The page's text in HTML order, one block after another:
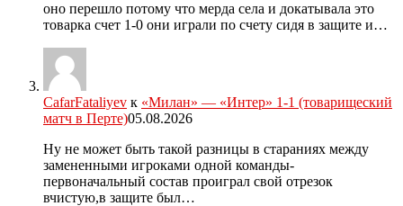
оно перешло потому что мерда села и докатывала это
товарка счет 1-0 они играли по счету сидя в защите и…
CafarFataliyev к «Милан» — «Интер» 1-1 (товарищеский
матч в Перте)05.08.2026
Ну не может быть такой разницы в стараниях между
замененными игроками одной команды-
первоначальный состав проиграл свой отрезок
вчистую,в защите был…